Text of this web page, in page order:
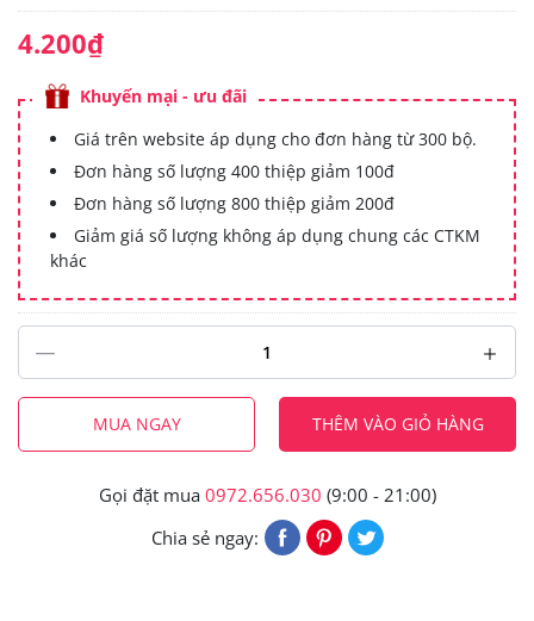
4.200₫
Khuyến mại - ưu đãi
Giá trên website áp dụng cho đơn hàng từ 300 bộ.
Đơn hàng số lượng 400 thiệp giảm 100đ
Đơn hàng số lượng 800 thiệp giảm 200đ
Giảm giá số lượng không áp dụng chung các CTKM
khác
MUA NGAY THÊM VÀO GIỎ HÀNG
Gọi đặt mua 0972.656.030 (9:00 - 21:00)
Chia sẻ ngay: